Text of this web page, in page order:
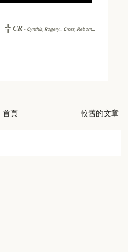
╬CR -Cynthia, Rogery... Cross, Reborn...
較舊的文章
首頁